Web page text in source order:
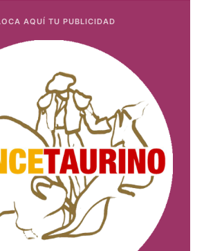
AQUÍ TU PUBLICIDAD